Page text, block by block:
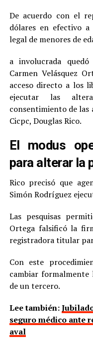
De acuerdo con el
dólares en efectivo
legal de menores de
a involucrada
Carmen Velásquez
acceso directo a los
ejecutar las
consentimiento de
Cicpc, Douglas Rico.
El modus
para alterar la
Rico precisó que
Simón Rodríguez
Las pesquisas
Ortega falsificó la
registradora titular
Con este
cambiar
de un tercero.
Lee también:
seguro médico ante
aval